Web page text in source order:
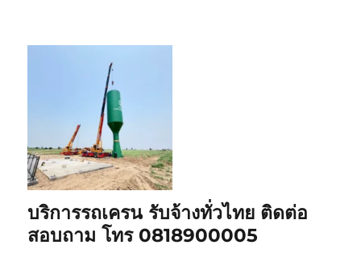
บริการรถเครน รับจ้างทั่วไทย ติดต่อ
สอบถาม โทร 0818900005